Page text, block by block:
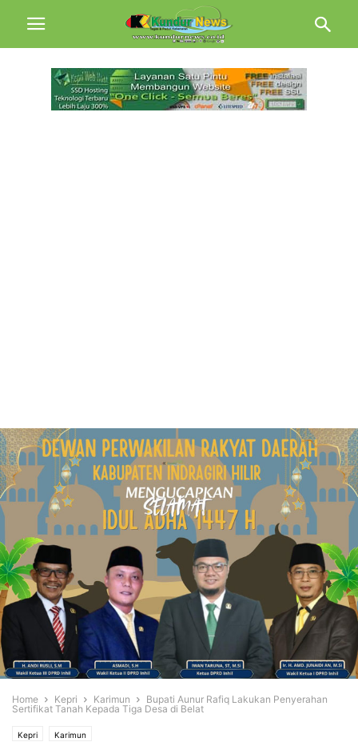
Home Kepri Karimun
Bupati Aunur Rafiq Lakukan Penyerahan
Sertifikat Tanah Kepada Tiga Desa di Belat
Kepri Karimun